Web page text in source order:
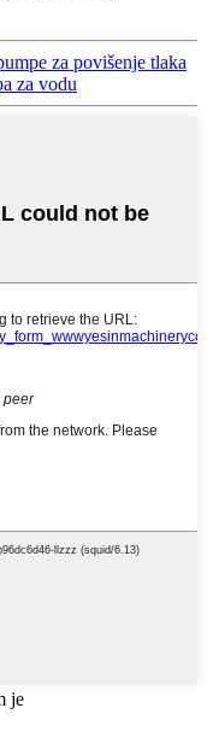
za povišenje tlaka
za vodu
je